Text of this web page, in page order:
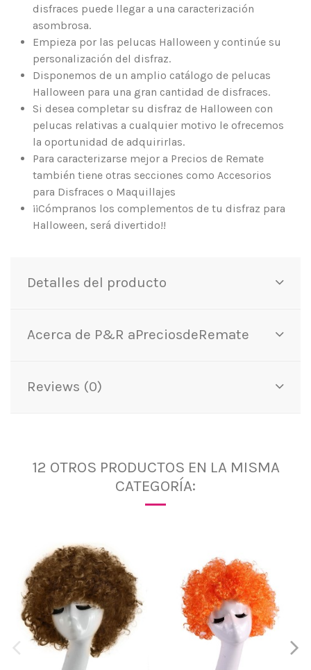
disfraces puede llegar a una caracterización
asombrosa.
Empieza por las pelucas Halloween y continúe su
personalización del disfraz.
Disponemos de un amplio catálogo de pelucas
Halloween para una gran cantidad de disfraces.
Si desea completar su disfraz de Halloween con
pelucas relativas a cualquier motivo le ofrecemos
la oportunidad de adquirirlas.
Para caracterizarse mejor a Precios de Remate
también tiene otras secciones como Accesorios
para Disfraces o Maquillajes
¡¡Cómpranos los complementos de tu disfraz para
Halloween, será divertido!!
Detalles del producto
Acerca de P&R aPreciosdeRemate
Reviews (0)
12 OTROS PRODUCTOS EN LA MISMA
CATEGORÍA: